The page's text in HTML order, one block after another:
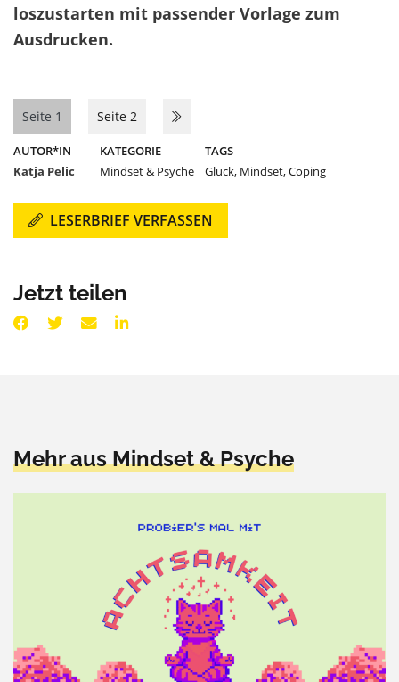
loszustarten mit passender Vorlage zum
Ausdrucken.
Seite 1 Seite 2
AUTOR*IN
Katja Pelic
KATEGORIE
Mindset & Psyche
TAGS
Glück, Mindset,Coping
LESERBRIEF VERFASSEN
Jetzt teilen
Mehr aus Mindset & Psyche